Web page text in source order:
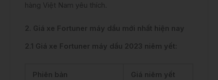
hàng Việt Nam yêu thích.
2. Giá xe Fortuner máy dầu mới nhất hiện nay
2.1 Giá xe Fortuner máy dầu 2023 niêm yết:
Phiên bản Giá niêm yết